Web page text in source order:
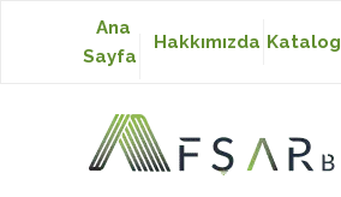
Baskısız Etiket
Ana
Sayfa
Hakkımızda Katalog